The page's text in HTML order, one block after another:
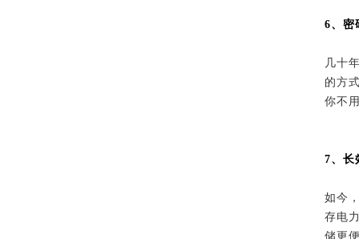
6、密
几十
的方
你不
7、长
如今
存电
储更